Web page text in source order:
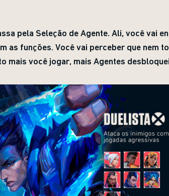
pela Seleção de Agente. Ali, você vai
as funções. Você vai perceber que nem
mais você jogar, mais Agentes